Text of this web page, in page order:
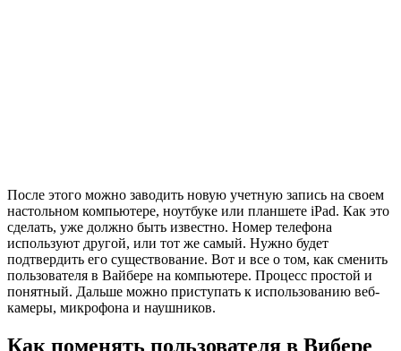
После этого можно заводить новую учетную запись на своем
настольном компьютере, ноутбуке или планшете iPad. Как это
сделать, уже должно быть известно. Номер телефона
используют другой, или тот же самый. Нужно будет
подтвердить его существование. Вот и все о том, как сменить
пользователя в Вайбере на компьютере. Процесс простой и
понятный. Дальше можно приступать к использованию веб-
камеры, микрофона и наушников.
Как поменять пользователя в Вибере